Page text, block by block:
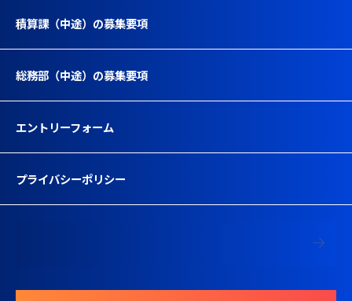
積算課（中途）の募集要項
総務部（中途）の募集要項
エントリーフォーム
プライバシーポリシー